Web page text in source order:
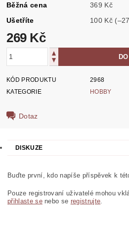
Běžná cena
369 Kč
Ušetříte
100 Kč
269 Kč
KÓD PRODUKTU
2968
KATEGORIE
HOBBY
Dotaz
DISKUZE
Buďte první, kdo napíše příspěvek k
Pouze registrovaní uživatelé mohou
přihlaste senebo se registrujte.